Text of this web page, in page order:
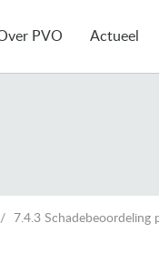
PVO Actueel
7.4.3 Schadebeoordeling